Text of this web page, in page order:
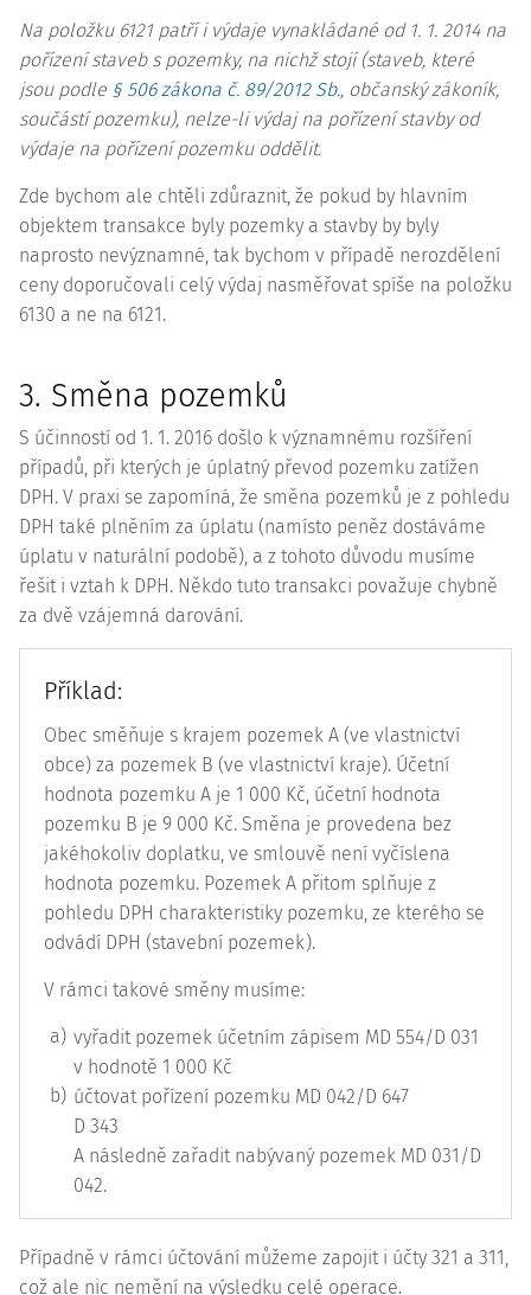
Na položku 6121 patří i výdaje vynakládané od 1. 1. 2014 na
pořízení staveb s pozemky, na nichž stojí (staveb, které
jsou podle § 506 zákona č. 89/2012 Sb., občanský zákoník,
součástí pozemku), nelze-li výdaj na pořízení stavby od
výdaje na pořízení pozemku oddělit.
Zde bychom ale chtěli zdůraznit, že pokud by hlavním
objektem transakce byly pozemky a stavby by byly
naprosto nevýznamné, tak bychom v případě nerozdělení
ceny doporučovali celý výdaj nasměřovat spíše na položku
6130 a ne na 6121.
3. Směna pozemků
S účinností od 1. 1. 2016 došlo k významnému rozšíření
případů, při kterých je úplatný převod pozemku zatížen
DPH. V praxi se zapomíná, že směna pozemků je z pohledu
DPH také plněním za úplatu (namísto peněz dostáváme
úplatu v naturální podobě), a z tohoto důvodu musíme
řešit i vztah k DPH. Někdo tuto transakci považuje chybně
za dvě vzájemná darování.
Příklad:
Obec směňuje s krajem pozemek A (ve vlastnictví
obce) za pozemek B (ve vlastnictví kraje). Účetní
hodnota pozemku A je 1 000 Kč, účetní hodnota
pozemku B je 9 000 Kč. Směna je provedena bez
jakéhokoliv doplatku, ve smlouvě není vyčíslena
hodnota pozemku. Pozemek A přitom splňuje z
pohledu DPH charakteristiky pozemku, ze kterého se
odvádí DPH (stavební pozemek).
V rámci takové směny musíme:
a) vyřadit pozemek účetním zápisem MD 554/D 031
v hodnotě 1 000 Kč
b) účtovat pořízení pozemku MD 042/D 647
D 343
A následně zařadit nabývaný pozemek MD 031/D
042.
Případně v rámci účtování můžeme zapojit i účty 321 a 311,
což ale nic nemění na výsledku celé operace.